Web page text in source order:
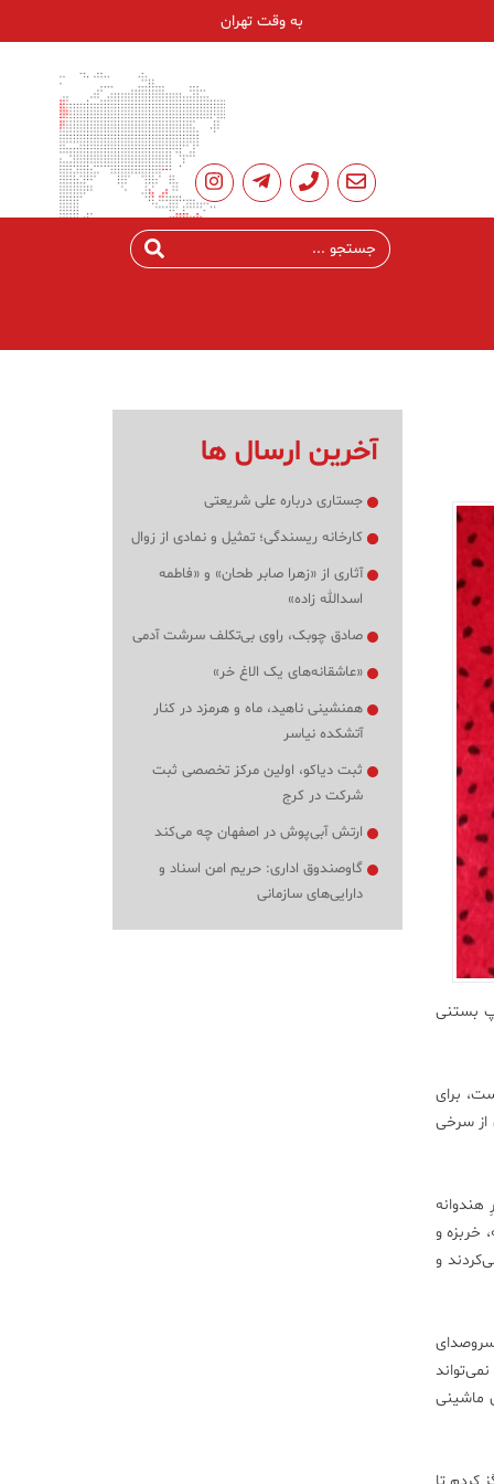
به وقت تهران
بستنی
برای
از سرخی
هندوانه
خربزه و
و
ماشینی
آخرین ارسال ها
جستاری درباره علی شریعتی
کارخانه ریسندگی؛ تمثیل و نمادی از زوال
آثاری از «زهرا صابر طحان» و «فاطمه
اسدالله زاده»
صادق چوبک، راوی بی‌تکلف سرشت آدمی
«عاشقانه‌های یک الاغ خر»
همنشینی ناهید، ماه و هرمزد در کنار
آتشکده نیاسر
ثبت دیاکو، اولین مرکز تخصصی ثبت
شرکت در کرج
ارتش آبی‌پوش در اصفهان چه می‌کند
گاوصندوق اداری: حریم امن اسناد و
دارایی‌های سازمانی